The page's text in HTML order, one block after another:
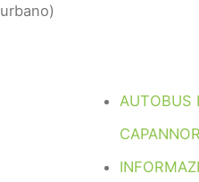
urbano)
AUTOBUS